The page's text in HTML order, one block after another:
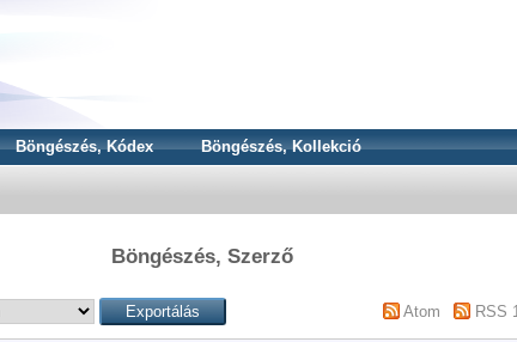
Böngészés, Kódex Böngészés, Kollekció
Böngészés, Szerző
Atom RSS